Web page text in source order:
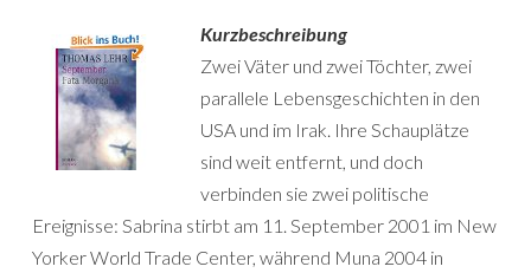
Kurzbeschreibung
Zwei Väter und zwei Töchter, zwei
parallele Lebensgeschichten in den
USA und im Irak. Ihre Schauplätze
sind weit entfernt, und doch
verbinden sie zwei politische
Ereignisse: Sabrina stirbt am 11. September 2001 im New
Yorker World Trade Center, während Muna 2004 in